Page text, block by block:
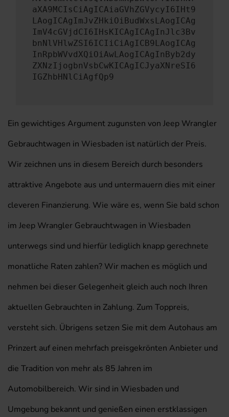
aXA9MCIsCiAgICAiaGVhZGVycyI6IHt9
LAogICAgImJvZHkiOiBudWxsLAogICAg
ImV4cGVjdCI6IHsKICAgICAgInJlc3Bv
bnNlVHlwZSI6ICIiCiAgICB9LAogICAg
InRpbWVvdXQiOiAwLAogICAgInByb2dy
ZXNzIjogbnVsbCwKICAgICJyaXNreSI6
IGZhbHNlCiAgfQp9
Ein gewichtiges Argument zugunsten von Jeep Wrangler
Gebrauchtwagen in Wiesbaden ist natürlich der Preis.
Wir zeichnen uns in diesem Bereich durch besonders
attraktive Angebote aus und untermauern dies mit einer
cleveren Finanzierung. Wie wäre es, wenn Sie bald schon
im Jeep Wrangler Gebrauchtwagen in Wiesbaden
unterwegs sind und hierfür lediglich knapp gerechnete
monatliche Raten zahlen? Wir machen es möglich und
nehmen bei dieser Gelegenheit gleich auch noch Ihren
aktuellen Gebrauchten in Zahlung. Zum Toppreis,
versteht sich. Übrigens setzen Sie mit dem Autohaus am
Prinzert auf einen mehrfach preisgekrönten Anbieter und
die Tradition von mehr als 85 Jahren im
Automobilbereich. Wir sind in Wiesbaden und
Umgebung bekannt und genießen einen erstklassigen